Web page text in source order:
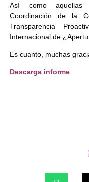
Así como aquellas
Coordinación de la
Transparencia
Internacional de
Es cuanto, muchas
Descarga informe